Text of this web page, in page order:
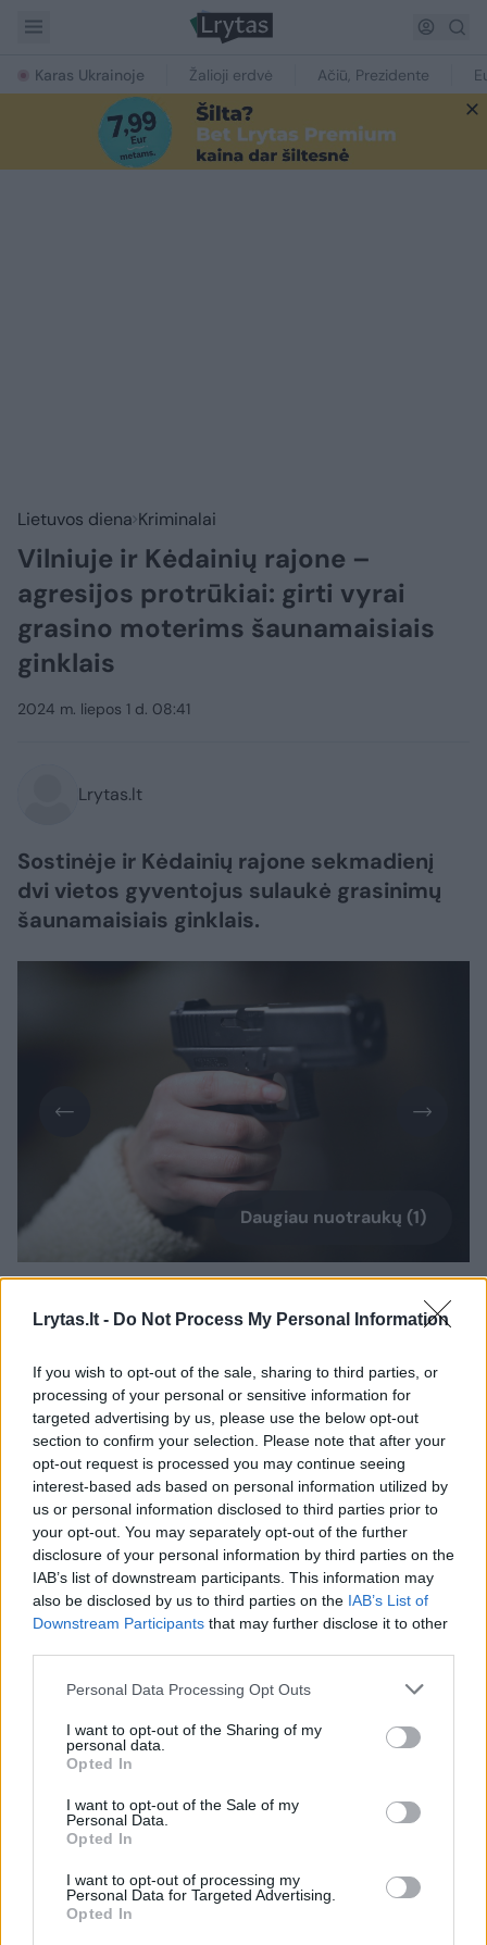
Lrytas.lt - Do Not Process My Personal Information
If you wish to opt-out of the sale, sharing to third parties, or
processing of your personal or sensitive information for
targeted advertising by us, please use the below opt-out
section to confirm your selection. Please note that after your
opt-out request is processed you may continue seeing
interest-based ads based on personal information utilized by
us or personal information disclosed to third parties prior to
your opt-out. You may separately opt-out of the further
disclosure of your personal information by third parties on the
IAB’s list of downstream participants. This information may
also be disclosed by us to third parties on the IAB’s List of
Downstream Participants that may further disclose it to other
Personal Data Processing Opt Outs
I want to opt-out of the Sharing of my
personal data.
Opted In
I want to opt-out of the Sale of my
Personal Data.
Opted In
I want to opt-out of processing my
Personal Data for Targeted Advertising.
Opted In
Karas Ukrainoje Žalioji erdvė Ačiū, Prezidente
Lietuvos diena Kriminalai
Vilniuje ir Kėdainių rajone –
agresijos protrūkiai: girti vyrai
grasino moterims šaunamaisiais
ginklais
2024 m. liepos 1 d. 08:41
Lrytas.lt
Sostinėje ir Kėdainių rajone sekmadienį
dvi vietos gyventojus sulaukė grasinimų
šaunamaisiais ginklais.
Daugiau nuotraukų (1)
Policija pranešė, jog apie 7 val. ryto gautas
moters (gim. 1976 m.) pranešimas, kad
Vilniuje, Gėlūnų g., namuose, neblaivus
agresyvus vyras vaikšto po namus su
šaunamuoju ginklu. Įvykio vietoje, šalia namų,
rastas ir paimtas neblaivaus (2,45 prom.)
vyro (gim. 1980 m.) neteisėtai laikomas
dujinis revolveris „ROHM RG 59N“.
Tą pačią dieną, apie 18 val. 15 min. Kauno
apskr. VPK gautas moters (gim. 1959 m.)
kieme, vyras jai grasina daiktu, panašiu į
ginklą.
Įtariamasis, pas kurį rastas ir paimtas
neteisėtai laikomas pistoletas „Reck“,
neblaivus (3,88 prom.) (gim. 1967 m.)
uždarytas į areštinę.